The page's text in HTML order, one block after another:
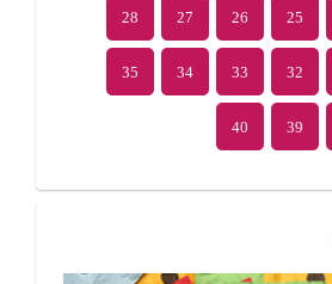
25
26
27
28
32
33
34
35
39
40